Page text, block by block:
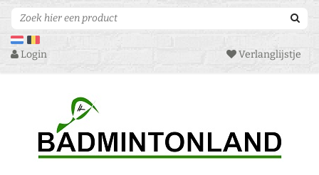
Login Verlanglijstje